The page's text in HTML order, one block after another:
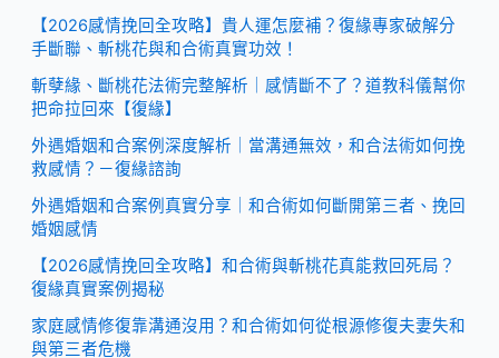
【2026感情挽回全攻略】貴人運怎麼補？復緣專家破解分
手斷聯、斬桃花與和合術真實功效！
斬孽緣、斷桃花法術完整解析｜感情斷不了？道教科儀幫你
把命拉回來【復緣】
外遇婚姻和合案例深度解析｜當溝通無效，和合法術如何挽
救感情？－復緣諮詢
外遇婚姻和合案例真實分享｜和合術如何斷開第三者、挽回
婚姻感情
【2026感情挽回全攻略】和合術與斬桃花真能救回死局？
復緣真實案例揭秘
家庭感情修復靠溝通沒用？和合術如何從根源修復夫妻失和
與第三者危機